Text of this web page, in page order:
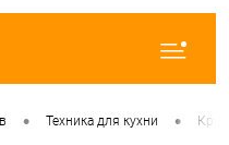
• Техника для кухни •